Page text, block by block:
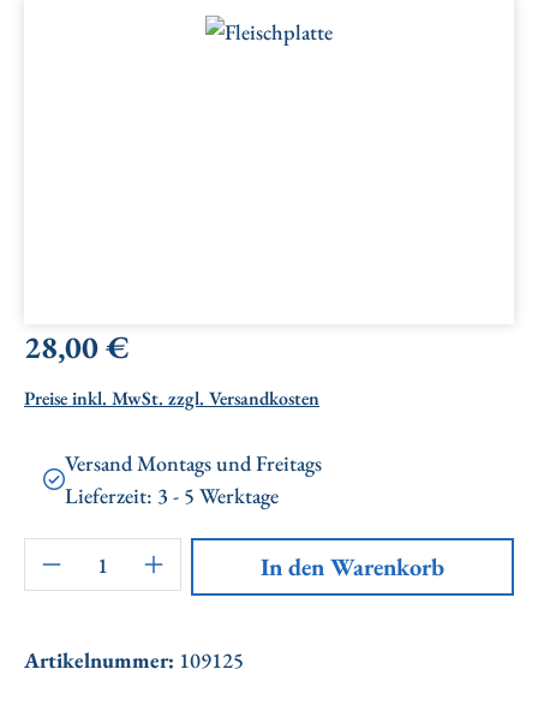
Bildergalerie überspringen
Regulärer Preis:
28,00 €
Preise inkl. MwSt. zzgl. Versandkosten
Versand Montags und Freitags
Lieferzeit: 3 - 5 Werktage
Artikel Anzahl: Gib den gewünschten
In den Warenkorb
Artikelnummer: 109125